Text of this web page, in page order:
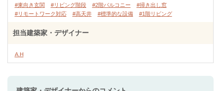
#東向き玄関
#リビング階段 #2階バルコニー
#掃き出し窓
#リモートワーク対応
#高天井 #標準的な設備 #1階リビング
担当建築家・デザイナー
A.H